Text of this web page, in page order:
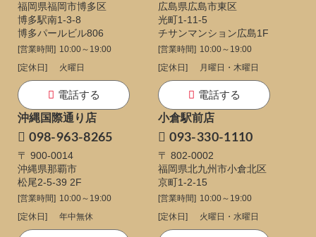
福岡県福岡市博多区
博多駅南1-3-8
博多パールビル806
[営業時間] 10:00～19:00
[定休日]
火曜日
電話する
広島県広島市東区
光町1-11-5
チサンマンション広島1F
[営業時間] 10:00～19:00
[定休日]
月曜日・木曜日
電話する
沖縄国際通り店
098-963-8265
〒 900-0014
沖縄県那覇市
松尾2-5-39 2F
[営業時間] 10:00～19:00
[定休日]
年中無休
小倉駅前店
093-330-1110
〒 802-0002
福岡県北九州市小倉北区
京町1-2-15
[営業時間] 10:00～19:00
[定休日]
火曜日・水曜日